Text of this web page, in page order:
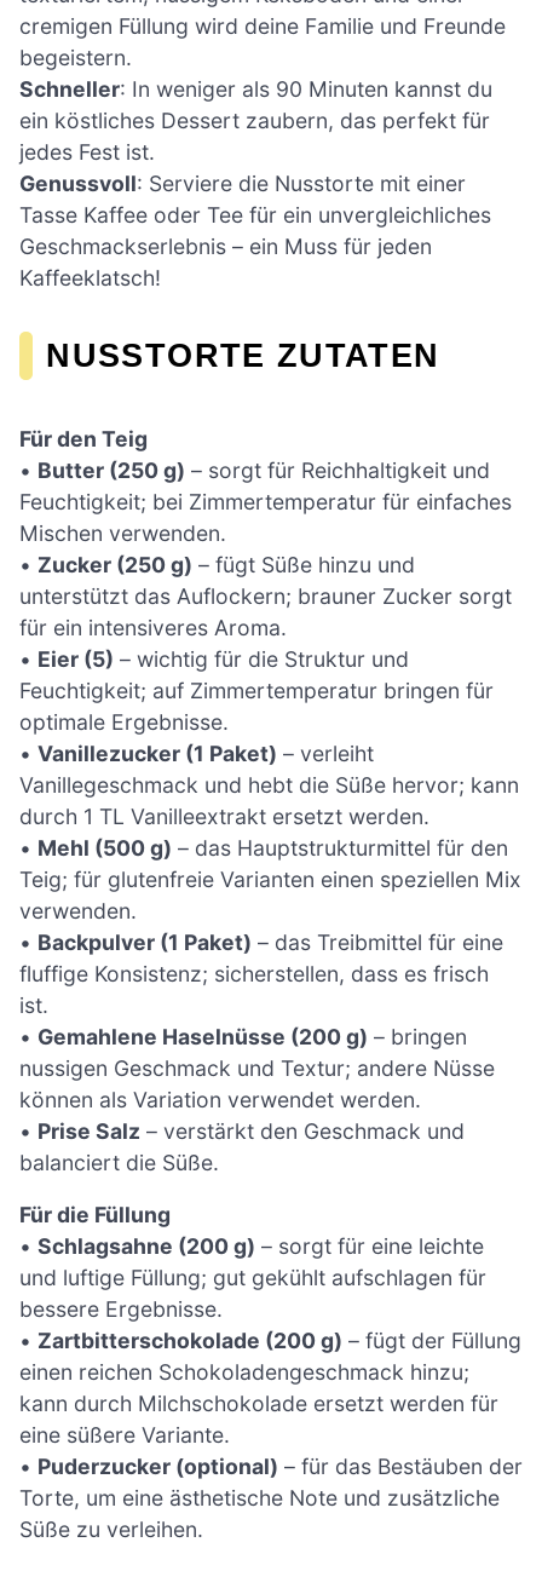
cremigen Füllung wird deine Familie und Freunde
begeistern.
Schneller: In weniger als 90 Minuten kannst du
ein köstliches Dessert zaubern, das perfekt für
jedes Fest ist.
Genussvoll: Serviere die Nusstorte mit einer
Tasse Kaffee oder Tee für ein unvergleichliches
Geschmackserlebnis – ein Muss für jeden
Kaffeeklatsch!
NUSSTORTE ZUTATEN
Für den Teig
• Butter (250 g) – sorgt für Reichhaltigkeit und
Feuchtigkeit; bei Zimmertemperatur für einfaches
Mischen verwenden.
• Zucker (250 g) – fügt Süße hinzu und
unterstützt das Auflockern; brauner Zucker sorgt
für ein intensiveres Aroma.
• Eier (5) – wichtig für die Struktur und
Feuchtigkeit; auf Zimmertemperatur bringen für
optimale Ergebnisse.
• Vanillezucker (1 Paket) – verleiht
Vanillegeschmack und hebt die Süße hervor; kann
durch 1 TL Vanilleextrakt ersetzt werden.
• Mehl (500 g) – das Hauptstrukturmittel für den
Teig; für glutenfreie Varianten einen speziellen Mix
verwenden.
• Backpulver (1 Paket) – das Treibmittel für eine
fluffige Konsistenz; sicherstellen, dass es frisch
ist.
• Gemahlene Haselnüsse (200 g) – bringen
nussigen Geschmack und Textur; andere Nüsse
können als Variation verwendet werden.
• Prise Salz – verstärkt den Geschmack und
balanciert die Süße.
Für die Füllung
• Schlagsahne (200 g) – sorgt für eine leichte
und luftige Füllung; gut gekühlt aufschlagen für
bessere Ergebnisse.
• Zartbitterschokolade (200 g) – fügt der Füllung
einen reichen Schokoladengeschmack hinzu;
kann durch Milchschokolade ersetzt werden für
eine süßere Variante.
• Puderzucker (optional) – für das Bestäuben der
Torte, um eine ästhetische Note und zusätzliche
Süße zu verleihen.